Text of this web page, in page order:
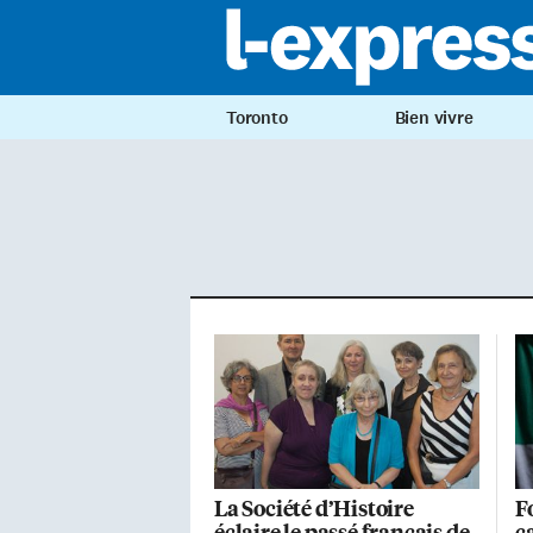
Toronto Bien vivre
La Société d’Histoire